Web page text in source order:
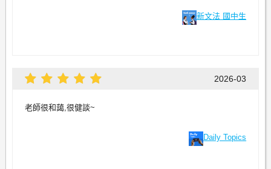
新文法 國中生
2026-03
老師很和藹,很健談~
Daily Topics